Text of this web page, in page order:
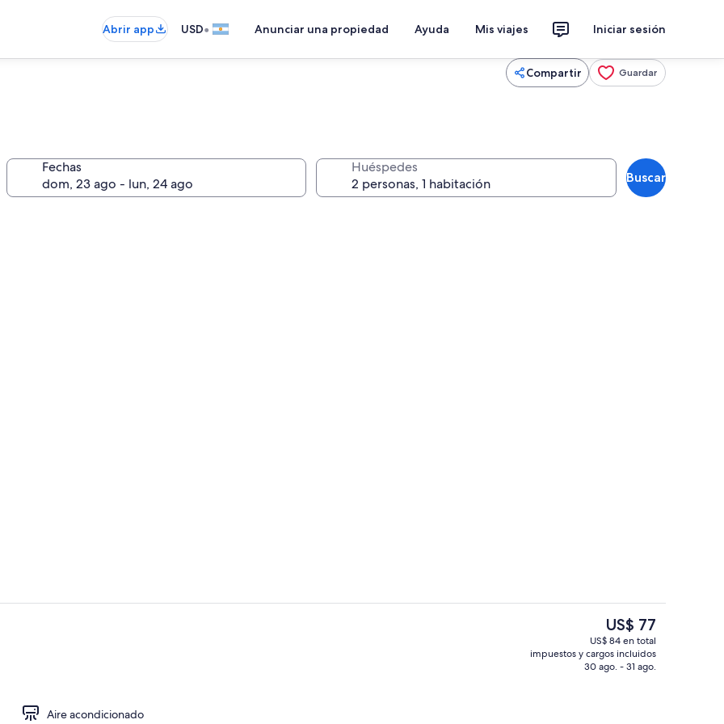
Abrir app USD• Anunciar una propiedad Ayuda Mis viajes Iniciar sesión
Compartir Guardar
Fechas Huéspedes
Buscar
Cocina privada
Aire acondicionado
El
precio
actual
es
US$ 77
US$ 84 en total
impuestos y cargos incluidos
30 ago. - 31 ago.